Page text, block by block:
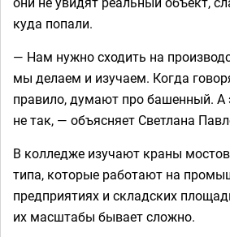
куда попали.
— Нам нужно сходить на
мы делаем и изучаем. Когда
правило, думают про башенный. А
не так, — объясняет Светлана
В колледже изучают краны
типа, которые работают на
предприятиях и складских
их масштабы бывает сложно.